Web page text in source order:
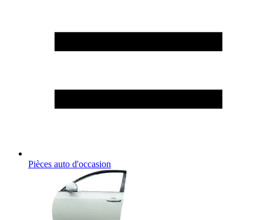
Pièces auto d'occasion